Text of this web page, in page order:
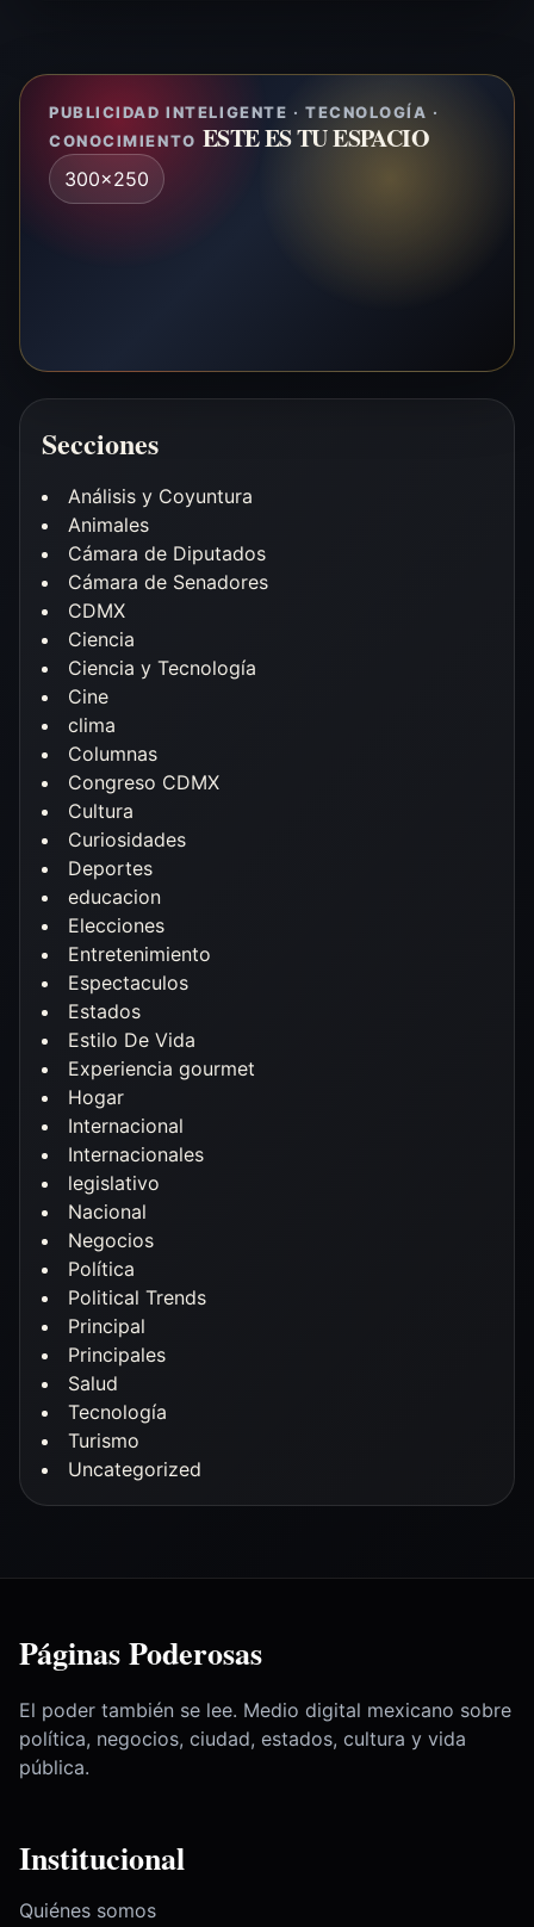
PUBLICIDAD INTELIGENTE · TECNOLOGÍA ·
CONOCIMIENTO ESTE ES TU ESPACIO
300x250
Secciones
Análisis y Coyuntura
Animales
Cámara de Diputados
Cámara de Senadores
CDMX
Ciencia
Ciencia y Tecnología
Cine
clima
Columnas
Congreso CDMX
Cultura
Curiosidades
Deportes
educacion
Elecciones
Entretenimiento
Espectaculos
Estados
Estilo De Vida
Experiencia gourmet
Hogar
Internacional
Internacionales
legislativo
Nacional
Negocios
Política
Political Trends
Principal
Principales
Salud
Tecnología
Turismo
Uncategorized
Páginas Poderosas
El poder también se lee. Medio digital mexicano sobre
política, negocios, ciudad, estados, cultura y vida
pública.
Institucional
Quiénes somos